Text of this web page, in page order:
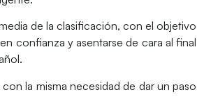
de la clasificación, con el objetivo
confianza y asentarse de cara al final
la misma necesidad de dar un paso